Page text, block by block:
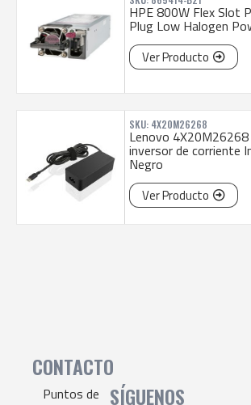
HPE 800W Flex Slot
Plug Low Halogen
Ver Producto
SKU: 4X20M26268
Lenovo
inversor de corriente
Negro
Ver Producto
CONTACTO
Puntos de
SÍGUENOS